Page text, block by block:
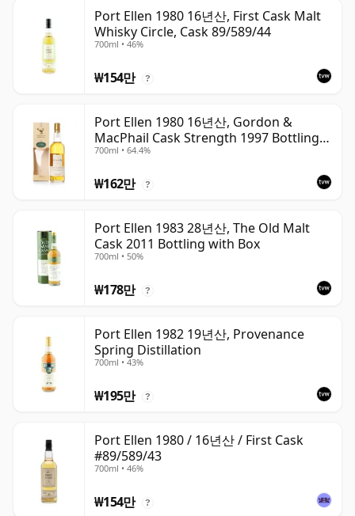
Port Ellen 1980 16년산, First Cask Malt
Whisky Circle, Cask 89/589/44
700ml • 46%
₩154만 ?
Port Ellen 1980 16년산, Gordon &
MacPhail Cask Strength 1997 Bottling
with Box
700ml • 64.4%
₩162만 ?
Port Ellen 1983 28년산, The Old Malt
Cask 2011 Bottling with Box
700ml • 50%
₩178만 ?
Port Ellen 1982 19년산, Provenance
Spring Distillation
700ml • 43%
₩195만 ?
Port Ellen 1980 / 16년산 / First Cask
#89/589/43
700ml • 46%
₩154만 ?